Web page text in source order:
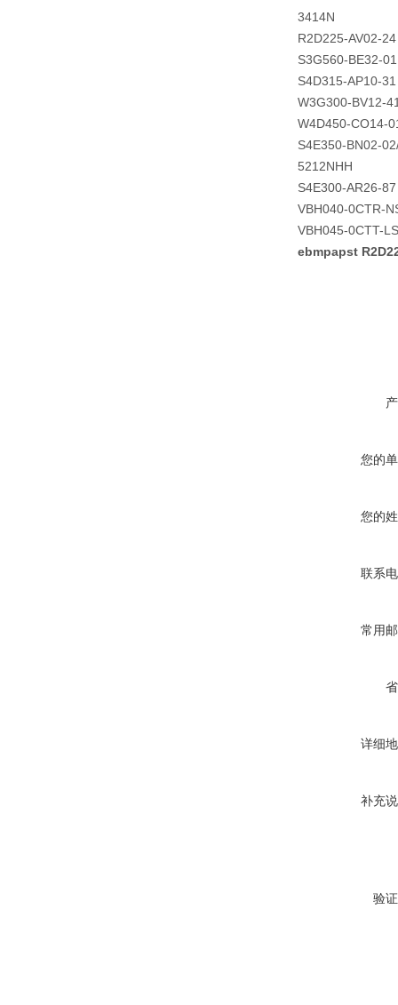
3414N
R2D225-AV02-24
S3G560-BE32-01
S4D315-AP10-31
W3G300-BV12-
W4D450-CO14-
S4E350-BN02-
5212NHH
S4E300-AR26-87
VBH040-0CTR-
VBH045-0CTT-LS
ebmpapst
您的
您的
联系
常用
详细
补充
验